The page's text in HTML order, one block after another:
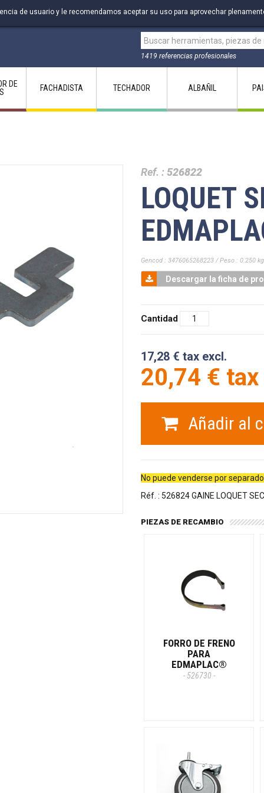
1419 referencias profesionales
de usuario y le recomendamos aceptar su uso para aprovechar
DE
FACHADISTA TECHADOR ALBAÑIL
Ref. :526822
LOQUET
Gencod : 3476065268223 / Peso : 0.250 kg
Descargar la ficha de
Cantidad
17,28 € tax excl.
20,74 €
Añadir al
No puede venderse por
Réf. : 526824 GAINE LOQUET
PIEZAS DE RECAMBIO
FORRO DE FRENO
PARA
EDMAPLAC®
- 526730 -